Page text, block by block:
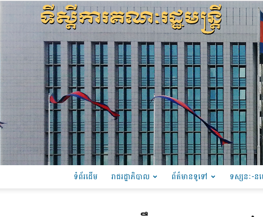
ទំព័រដើម រាជរដ្ឋាភិបាល ព័ត៌មានទូទៅ ទស្សនៈ-